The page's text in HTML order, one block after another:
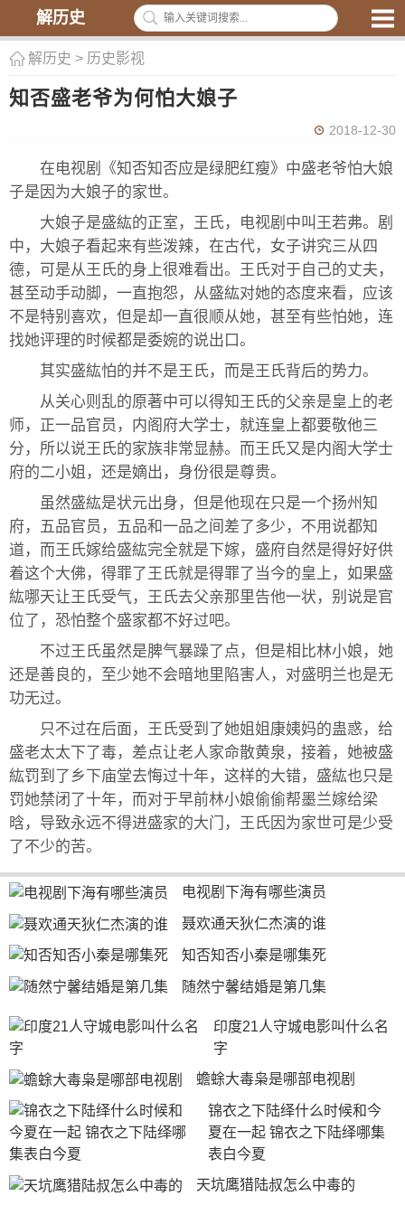
解历史
解历史 > 历史影视
知否盛老爷为何怕大娘子
2018-12-30
在电视剧《知否知否应是绿肥红瘦》中盛老爷怕大娘
子是因为大娘子的家世。
大娘子是盛紘的正室，王氏，电视剧中叫王若弗。剧
中，大娘子看起来有些泼辣，在古代，女子讲究三从四
德，可是从王氏的身上很难看出。王氏对于自己的丈夫，
甚至动手动脚，一直抱怨，从盛紘对她的态度来看，应该
不是特别喜欢，但是却一直很顺从她，甚至有些怕她，连
找她评理的时候都是委婉的说出口。
其实盛紘怕的并不是王氏，而是王氏背后的势力。
从关心则乱的原著中可以得知王氏的父亲是皇上的老
师，正一品官员，内阁府大学士，就连皇上都要敬他三
分，所以说王氏的家族非常显赫。而王氏又是内阁大学士
府的二小姐，还是嫡出，身份很是尊贵。
虽然盛紘是状元出身，但是他现在只是一个扬州知
府，五品官员，五品和一品之间差了多少，不用说都知
道，而王氏嫁给盛紘完全就是下嫁，盛府自然是得好好供
着这个大佛，得罪了王氏就是得罪了当今的皇上，如果盛
紘哪天让王氏受气，王氏去父亲那里告他一状，别说是官
位了，恐怕整个盛家都不好过吧。
不过王氏虽然是脾气暴躁了点，但是相比林小娘，她
还是善良的，至少她不会暗地里陷害人，对盛明兰也是无
功无过。
只不过在后面，王氏受到了她姐姐康姨妈的蛊惑，给
盛老太太下了毒，差点让老人家命散黄泉，接着，她被盛
紘罚到了乡下庙堂去悔过十年，这样的大错，盛紘也只是
罚她禁闭了十年，而对于早前林小娘偷偷帮墨兰嫁给梁
晗，导致永远不得进盛家的大门，王氏因为家世可是少受
了不少的苦。
电视剧下海有哪些演员
聂欢通天狄仁杰演的谁
知否知否小秦是哪集死
随然宁馨结婚是第几集
印度21人守城电影叫什么名
字
蟾蜍大毒枭是哪部电视剧
锦衣之下陆绎什么时候和今
夏在一起 锦衣之下陆绎哪集
表白今夏
天坑鹰猎陆叔怎么中毒的